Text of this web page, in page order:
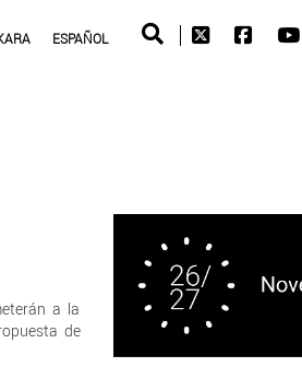
ESPAÑOL
a la
de